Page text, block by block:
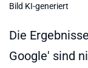
Bild KI-generiert
Die
Google' sind